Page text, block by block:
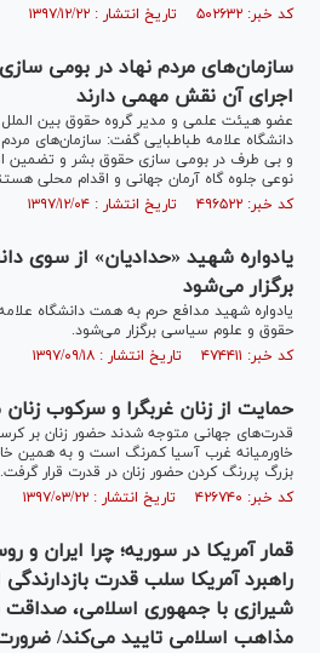
کد خبر: ۵۰۲۶۳۲ تاریخ انتشار : ۱۳۹۷/۱۲/۲۲
سازمان‌های مردم نهاد در بومی
اجرای آن نقش مهمی دارند
عضو هیئت علمی و مدیر گروه حقوق بین
دانشگاه علامه طباطبایی گفت: سازمان‌های
و بی طرف در بومی سازی حقوق بشر و تضمین
نوعی جلوه گاه آرمان جهانی و اقدام محلی
کد خبر: ۴۹۶۵۲۲ تاریخ انتشار : ۱۳۹۷/۱۲/۰۴
یادواره شهید «حدادیان» از سوی
برگزار می‌شود
حقوق و علوم سیاسی برگزار می‌شود.
کد خبر: ۴۷۴۴۱۱ تاریخ انتشار : ۱۳۹۷/۰۹/۱۸
حمایت از زنان غربگرا و سرکوب
قدرت‌های جهانی متوجه شدند حضور زنان بر
خاورمیانه غرب آسیا کمرنگ است و به همین
بزرگ پررنگ کردن حضور زنان در قدرت قرار
کد خبر: ۴۲۶۷۴۰ تاریخ انتشار : ۱۳۹۷/۰۳/۲۲
قمار آمریکا در سوریه؛ چرا ایران و
راهبرد آمریکا سلب قدرت
شیرازی با جمهوری اسلامی،
مذاهب اسلامی تایید می‌کند/